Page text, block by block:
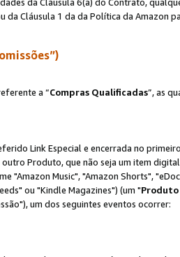
da Cláusula 6(a) do Contrato,
da Cláusula 1 da da Política da Amazon
a “Compras Qualificadas”, as
Link Especial e encerrada no
Produto, que não seja um item
Music", "Amazon Shorts",
ou "Kindle Magazines") (um "
um dos seguintes eventos ocorrer: